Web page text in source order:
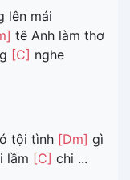
lên mái
tê Anh làm thơ
[C] nghe
tội tình [Dm] gì
lầm [C] chi ...